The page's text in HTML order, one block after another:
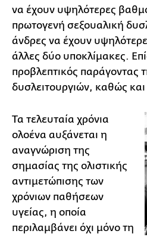
να έχουν υψηλότερες
πρωτογενή σεξουαλική
άνδρες να έχουν
άλλες δύο υποκλίμακες.
προβλεπτικός παράγοντας
δυσλειτουργιών, καθώς
Τα τελευταία χρόνια
ολοένα αυξάνεται η
αναγνώριση της
σημασίας της ολιστικής
αντιμετώπισης των
χρόνιων παθήσεων
υγείας, η οποία
περιλαμβάνει όχι μόνο τη